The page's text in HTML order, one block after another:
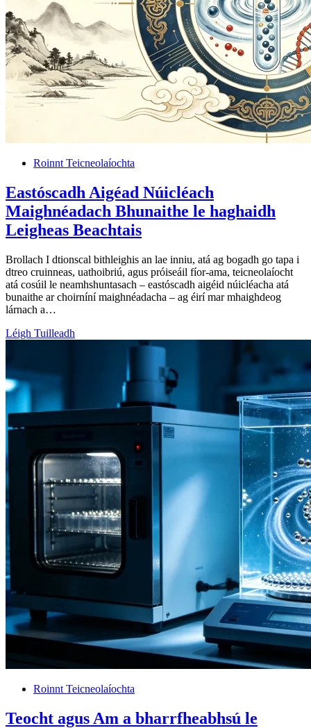
Roinnt Teicneolaíochta
Eastóscadh Aigéad Núicléach
Maighnéadach Bhunaithe le haghaidh
Leigheas Beachtais
Brollach I dtionscal bithleighis an lae inniu, atá ag bogadh go tapa i
dtreo cruinneas, uathoibriú, agus próiseáil fíor-ama, teicneolaíocht
atá cosúil le neamhshuntasach – eastóscadh aigéid núicléacha atá
bunaithe ar choirníní maighnéadacha – ag éirí mar mhaighdeog
lárnach a…
Léigh Tuilleadh
Roinnt Teicneolaíochta
Teocht agus Am a bharrfheabhsú le